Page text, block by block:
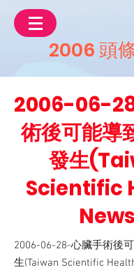
2006 頭
2006-06-
術後可能導
發生
Scientific
2006-06-28-心臟手術後
生(Taiwan Scientific